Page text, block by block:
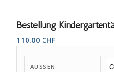
Bestellung
110.00 CHF
AUSSEN